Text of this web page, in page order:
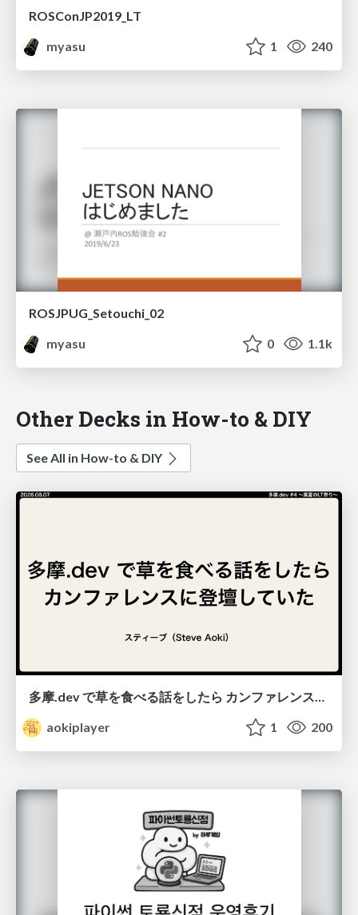
ROSConJP2019_LT
myasu
1 240
ROSJPUG_Setouchi_02
myasu
0 1.1k
Other Decks in How-to & DIY
See All in How-to & DIY
aokiplayer
1 200